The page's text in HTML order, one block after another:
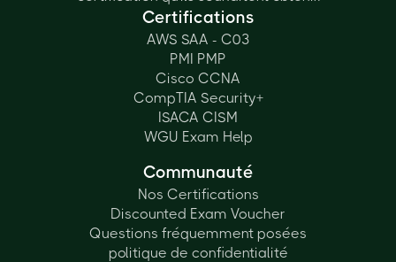
Certifications
AWS SAA - C03
PMI PMP
Cisco CCNA
CompTIA Security+
ISACA CISM
WGU Exam Help
Communauté
Nos Certifications
Discounted Exam Voucher
Questions fréquemment posées
politique de confidentialité